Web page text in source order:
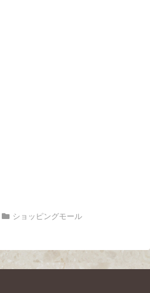
ショッピングモール